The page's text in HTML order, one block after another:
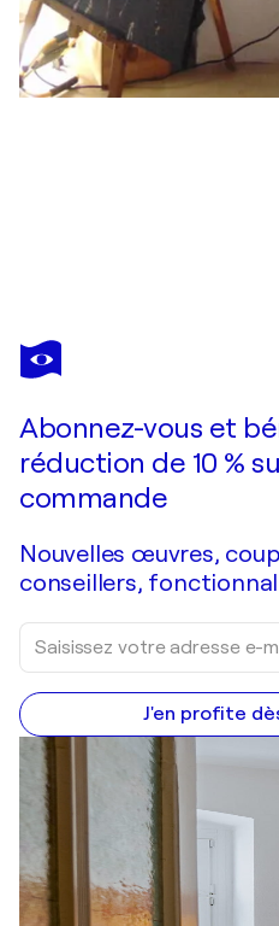
DIEGO RAMOS
Abstracción de arte profundo
Abonnez-vous et
réduction de 10 %
commande
Nouvelles œuvres,
conseillers,
J'en profite